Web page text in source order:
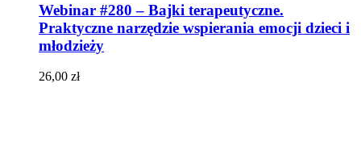
Webinar #280 – Bajki terapeutyczne.
Praktyczne narzędzie wspierania emocji dzieci i
młodzieży
26,00 zł